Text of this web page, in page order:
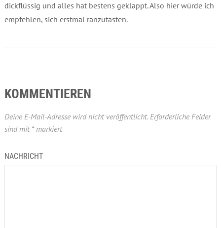
dickflüssig und alles hat bestens geklappt. Also hier würde ich
empfehlen, sich erstmal ranzutasten.
KOMMENTIEREN
Deine E-Mail-Adresse wird nicht veröffentlicht. Erforderliche Felder
sind mit *markiert
NACHRICHT